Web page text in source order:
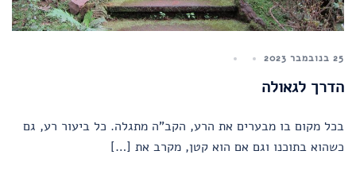
25 בנובמבר 2023
הדרך לגאולה
בכל מקום בו מבערים את הרע, הקב"ה מתגלה. כל ביעור רע, גם
כשהוא בתוכנו וגם אם הוא קטן, מקרב את […]